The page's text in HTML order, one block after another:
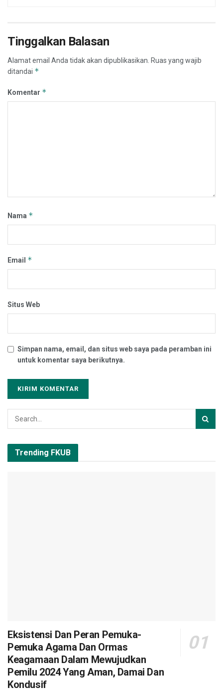
Tinggalkan Balasan
Alamat email Anda tidak akan dipublikasikan. Ruas yang wajib
ditandai *
Komentar *
Nama *
Email *
Situs Web
Simpan nama, email, dan situs web saya pada peramban ini
untuk komentar saya berikutnya.
Trending FKUB
Eksistensi Dan Peran Pemuka-
Pemuka Agama Dan Ormas
Keagamaan Dalam Mewujudkan
Pemilu 2024 Yang Aman, Damai Dan
Kondusif